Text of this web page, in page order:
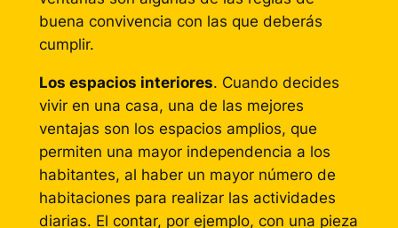
buena convivencia con las que deberás
cumplir.
Los espacios interiores. Cuando decides
vivir en una casa, una de las mejores
ventajas son los espacios amplios, que
permiten una mayor independencia a los
habitantes, al haber un mayor número de
habitaciones para realizar las actividades
diarias. El contar, por ejemplo, con una pieza